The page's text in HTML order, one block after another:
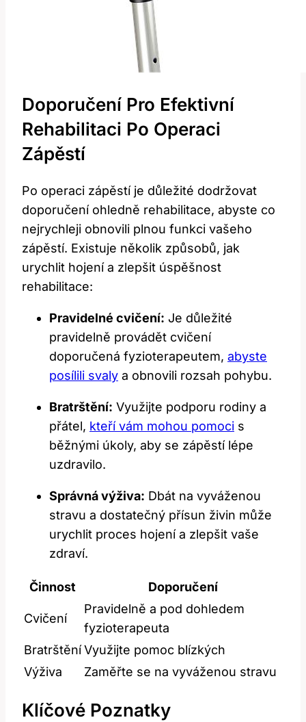
Doporučení Pro Efektivní
Rehabilitaci Po Operaci
Zápěstí
Po operaci zápěstí je důležité dodržovat
doporučení ohledně rehabilitace, abyste​ co
nejrychleji ‌obnovili plnou funkci vašeho
zápěstí. Existuje několik způsobů, jak
urychlit hojení ⁢a zlepšit úspěšnost
rehabilitace:
Pravidelné cvičení: Je důležité
pravidelně provádět cvičení
doporučená fyzioterapeutem, abyste
posílili svaly a obnovili rozsah pohybu.
Bratrštění: Využijte podporu rodiny a
přátel, kteří vám mohou pomoci s
běžnými úkoly, aby se zápěstí lépe
uzdravilo.
Správná výživa: Dbát na⁣ vyváženou
stravu a dostatečný přísun živin může
urychlit proces hojení a zlepšit vaše
zdraví.
Činnost Doporučení
Cvičení
Pravidelně a pod dohledem
fyzioterapeuta
BratrštěníVyužijte pomoc blízkých
Výživa
Zaměřte se na vyváženou stravu
Klíčové Poznatky